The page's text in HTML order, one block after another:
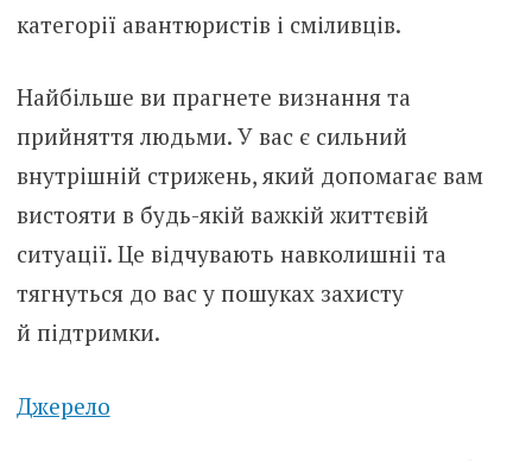
категорії авантюристів і сміливців.
Найбільше ви прагнете визнання та
прийняття людьми. У вас є сильний
внутрішній стрижень, який допомагає вам
вистояти в будь-якій важкій життєвій
ситуації. Це відчувають навколишніі та
тягнуться до вас у пошуках захисту
й підтримки.
Джерело